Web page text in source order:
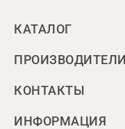
КАТАЛОГ
ПРОИЗВОДИТЕЛИ
КОНТАКТЫ
ИНФОРМАЦИЯ